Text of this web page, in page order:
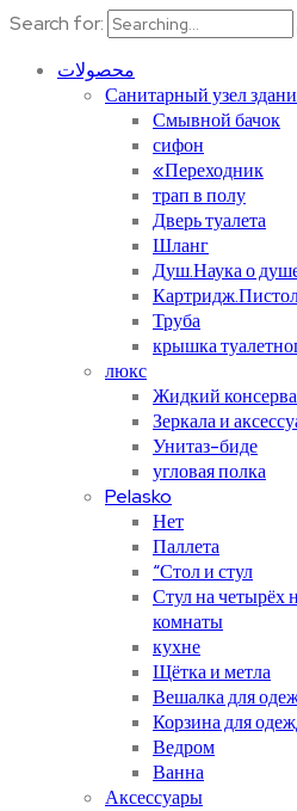
Search for:
محصولات
Санитарный узел
Смывной бачок
сифон
«Переходник
трап в полу
Дверь туалета
Шланг
Душ.Наука о
Труба
крышка
люкс
Жидкий
Зеркала и
Унитаз-биде
угловая полка
Pelasko
Нет
Паллета
“Стол и стул
Стул на четырёх
комнаты
кухне
Щётка и метла
Вешалка для
Корзина для
Ведром
Ванна
Аксессуары